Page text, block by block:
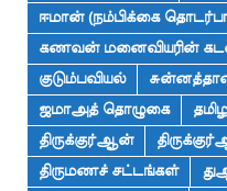
ஈமான் (நம்பிக்கை
கணவன் மனைவியரின்
குடும்பவியல்
ஜமாஅத் தொழுகை
திருக்குர்ஆன்
திருமணச் சட்டங்கள்